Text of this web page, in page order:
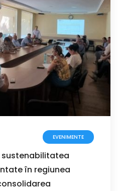
EVENIMENTE
în regiunea